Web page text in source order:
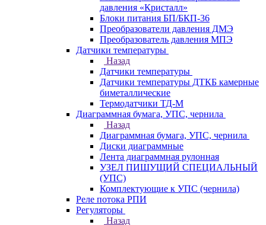
давления «Кристалл»
Блоки питания БП/БКП-36
Преобразователи давления ДМЭ
Преобразователь давления МПЭ
Датчики температуры
Назад
Датчики температуры
Датчики температуры ДТКБ камерные
биметаллические
Термодатчики ТД-М
Диаграммная бумага, УПС, чернила
Назад
Диаграммная бумага, УПС, чернила
Диски диаграммные
Лента диаграммная рулонная
УЗЕЛ ПИШУЩИЙ СПЕЦИАЛЬНЫЙ
(УПС)
Комплектующие к УПС (чернила)
Реле потока РПИ
Регуляторы
Назад